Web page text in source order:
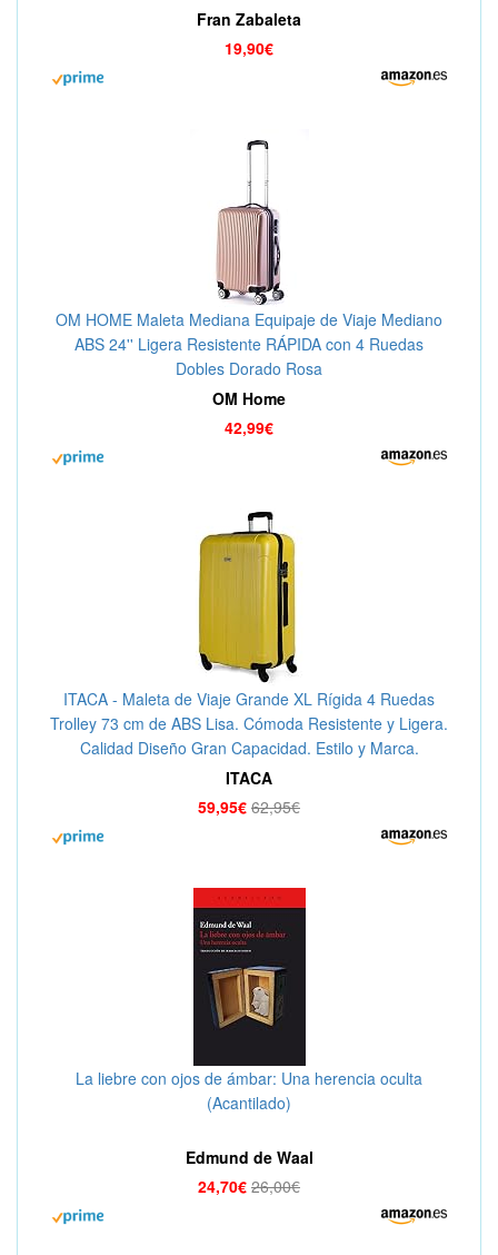
Fran Zabaleta
19,90€
OM HOME Maleta Mediana Equipaje de Viaje Mediano
ABS 24'' Ligera Resistente RÁPIDA con 4 Ruedas
Dobles Dorado Rosa
OM Home
42,99€
ITACA - Maleta de Viaje Grande XL Rígida 4 Ruedas
Trolley 73 cm de ABS Lisa. Cómoda Resistente y Ligera.
Calidad Diseño Gran Capacidad. Estilo y Marca.
771170, Color Amarillo
ITACA
59,95€ 62,95€
La liebre con ojos de ámbar: Una herencia oculta
(Acantilado)
Edmund de Waal
24,70€ 26,00€